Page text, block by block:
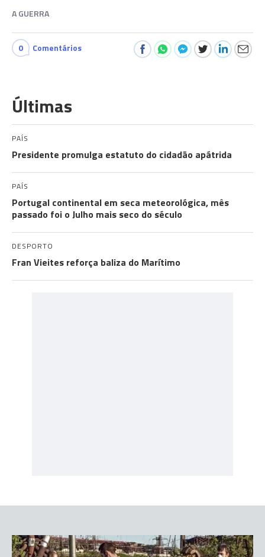
A GUERRA
0 Comentários
Últimas
PAÍS
Presidente promulga estatuto do cidadão apátrida
PAÍS
Portugal continental em seca meteorológica, mês
passado foi o Julho mais seco do século
DESPORTO
Fran Vieites reforça baliza do Marítimo